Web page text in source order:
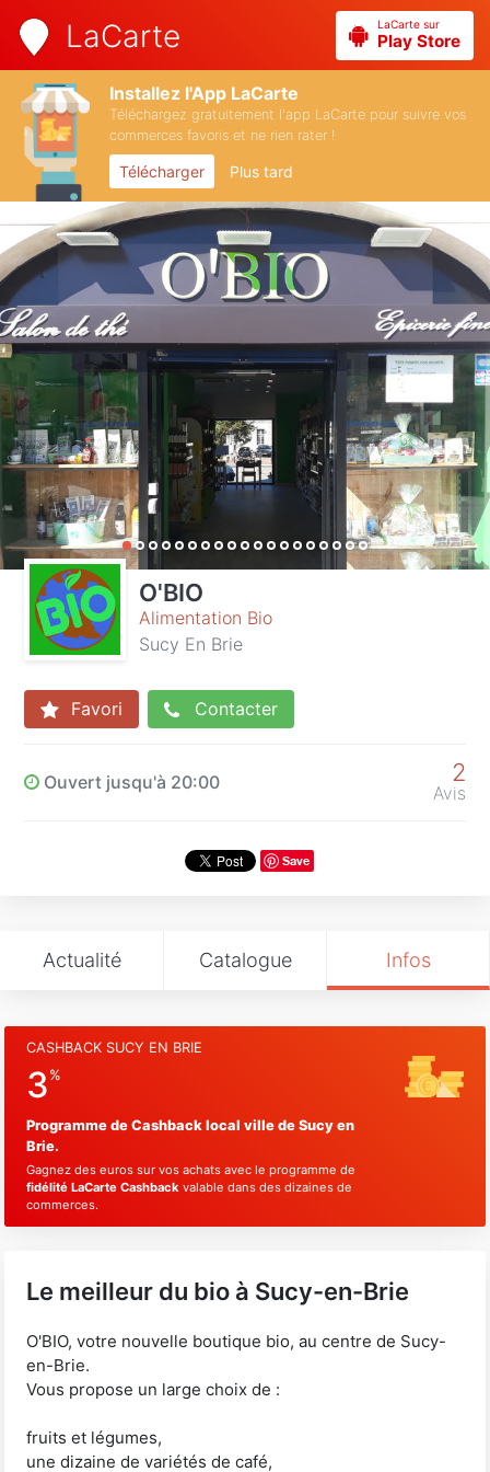
LaCarte LaCarte sur
Play Store
Installez l'App LaCarte
Téléchargez gratuitement l'app LaCarte pour suivre vos
commerces favoris et ne rien rater !
Télécharger Plus tard
O'BIO
Alimentation Bio
Sucy En Brie
Favori Contacter
Ouvert jusqu'à 20:00 2
Avis
Save
Actualité Catalogue Infos
CASHBACK SUCY EN BRIE
3 %
Programme de Cashback local ville de Sucy en
Brie.
Gagnez des euros sur vos achats avec le programme de
fidélité LaCarte Cashback valable dans des dizaines de
commerces.
Le meilleur du bio à Sucy-en-Brie
O'BIO, votre nouvelle boutique bio, au centre de Sucy-
en-Brie.
Vous propose un large choix de :
fruits et légumes,
une dizaine de variétés de café,